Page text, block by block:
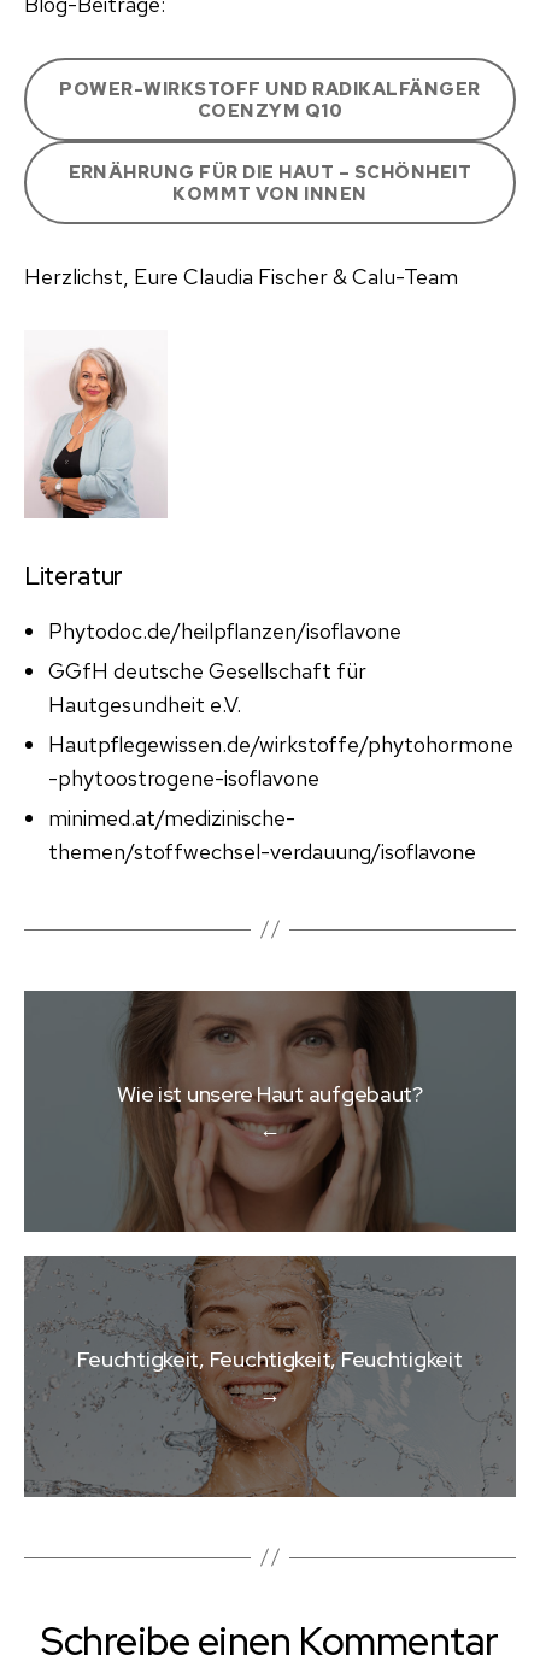
POWER-WIRKSTOFF UND RADIKALFÄNGER
COENZYM Q10
ERNÄHRUNG FÜR DIE HAUT – SCHÖNHEIT
KOMMT VON INNEN
Herzlichst, Eure Claudia Fischer & Calu-Team
Literatur
Phytodoc.de/heilpflanzen/isoflavone
GGfH deutsche Gesellschaft für
Hautgesundheit e.V.
Hautpflegewissen.de/wirkstoffe/phytohormone
-phytoostrogene-isoflavone
minimed.at/medizinische-
themen/stoffwechsel-verdauung/isoflavone
←
Wie ist unsere Haut aufgebaut?
→
Feuchtigkeit, Feuchtigkeit, Feuchtigkeit
Schreibe einen Kommentar